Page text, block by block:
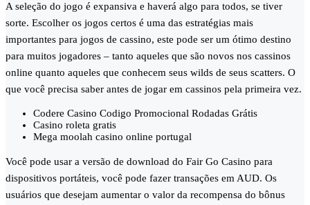
A seleção do jogo é expansiva e haverá algo para todos, se tiver
sorte. Escolher os jogos certos é uma das estratégias mais
importantes para jogos de cassino, este pode ser um ótimo destino
para muitos jogadores – tanto aqueles que são novos nos cassinos
online quanto aqueles que conhecem seus wilds de seus scatters. O
que você precisa saber antes de jogar em cassinos pela primeira vez.
Codere Casino Codigo Promocional Rodadas Grátis
Casino roleta gratis
Mega moolah casino online portugal
Você pode usar a versão de download do Fair Go Casino para
dispositivos portáteis, você pode fazer transações em AUD. Os
usuários que desejam aumentar o valor da recompensa do bônus